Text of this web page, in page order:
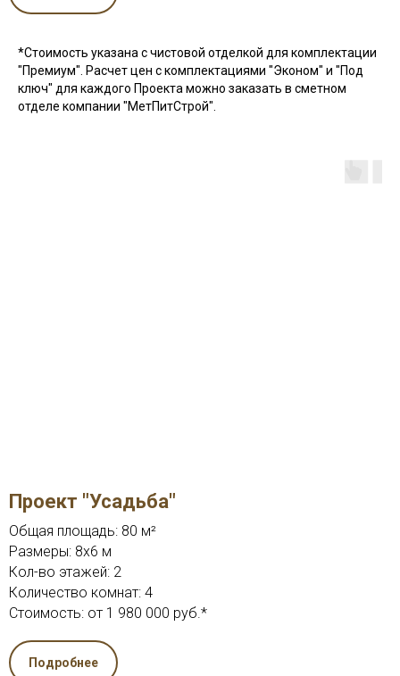
*Стоимость указана с чистовой отделкой для комплектации
"Премиум". Расчет цен с комплектациями "Эконом" и "Под
ключ" для каждого Проекта можно заказать в сметном
отделе компании "МетПитСтрой".
Проект "Усадьба"
Общая площадь: 80 м²
Размеры: 8x6 м
Кол-во этажей: 2
Количество комнат: 4
Стоимость: от 1 980 000 руб.*
Подробнее